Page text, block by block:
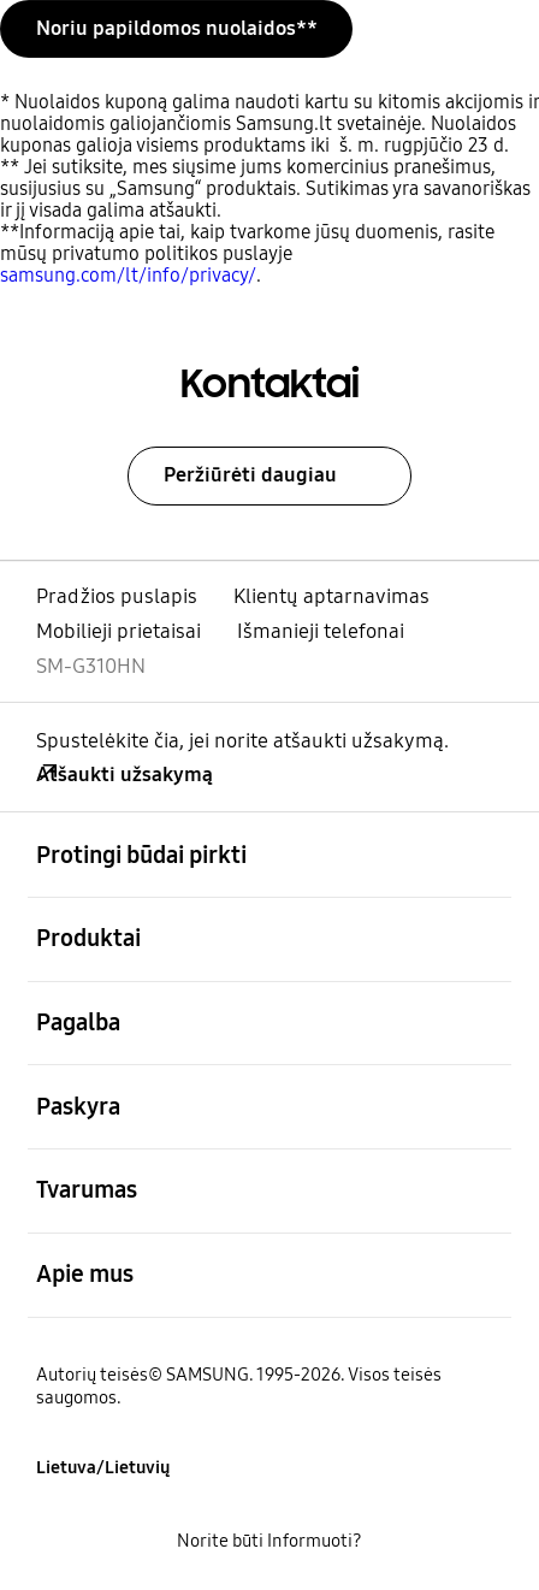
Noriu papildomos nuolaidos**
* Nuolaidos kuponą galima naudoti kartu su kitomis akcijomis ir
nuolaidomis galiojančiomis Samsung.lt svetainėje. Nuolaidos
kuponas galioja visiems produktams iki š. m. rugpjūčio 23 d.
** Jei sutiksite, mes siųsime jums komercinius pranešimus,
susijusius su „Samsung“ produktais. Sutikimas yra savanoriškas
ir jį visada galima atšaukti.
**Informaciją apie tai, kaip tvarkome jūsų duomenis, rasite
mūsų privatumo politikos puslayje
samsung.com/lt/info/privacy/.
Kontaktai
Peržiūrėti daugiau
Pradžios puslapis
Klientų aptarnavimas
Mobilieji prietaisai
Išmanieji telefonai
SM-G310HN
Spustelėkite čia, jei norite atšaukti užsakymą.
Atšaukti užsakymą
Protingi būdai pirkti
Produktai
Pagalba
Paskyra
Tvarumas
Apie mus
Autorių teisės© SAMSUNG. 1995-2026. Visos teisės
saugomos.
Lietuva/Lietuvių
Norite būti Informuoti?